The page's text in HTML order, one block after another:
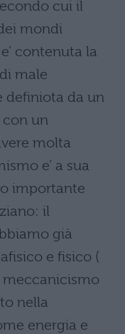
cui il
mondi
contenuta la
male
definiota da un
un
molta
e’ a sua
importante
il
già
e fisico (
nella
energia e